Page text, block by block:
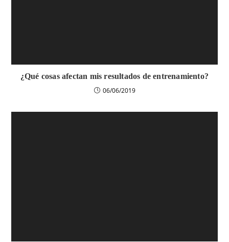
¿Qué cosas afectan mis resultados de entrenamiento?
06/06/2019